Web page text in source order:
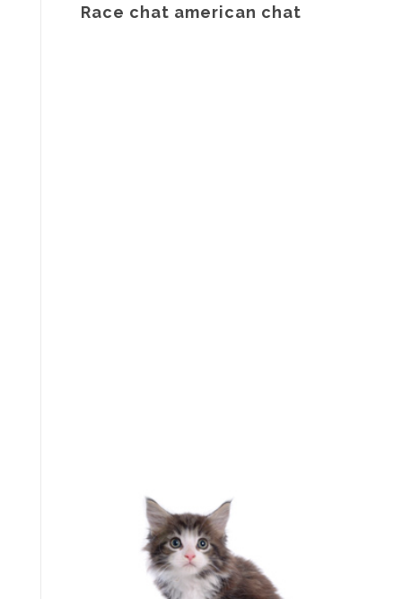
Race chat american chat